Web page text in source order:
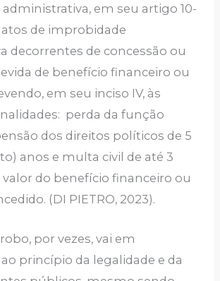
em seu artigo 10-
atos de improbidade
decorrentes de concessão ou
de benefício financeiro ou
em seu inciso IV, às
perda da função
dos direitos políticos de 5
anos e multa civil de até 3
valor do benefício financeiro ou
(DI PIETRO, 2023).
por vezes, vai em
princípio da legalidade e da